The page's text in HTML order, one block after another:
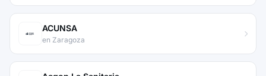
ACUNSA
en Zaragoza